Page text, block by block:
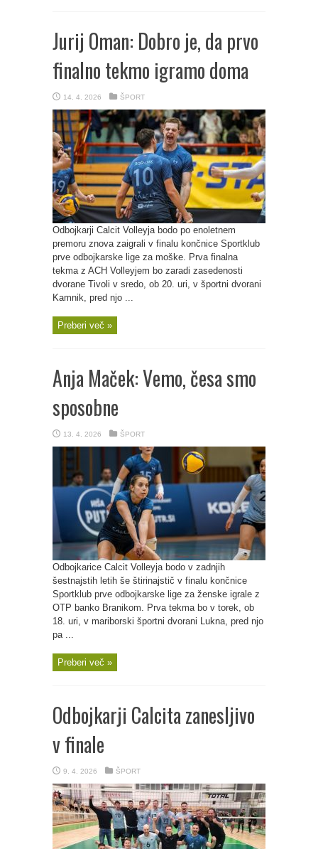
Jurij Oman: Dobro je, da prvo
finalno tekmo igramo doma
14. 4. 2026 ŠPORT
Odbojkarji Calcit Volleyja bodo po enoletnem
premoru znova zaigrali v finalu končnice Sportklub
prve odbojkarske lige za moške. Prva finalna
tekma z ACH Volleyjem bo zaradi zasedenosti
dvorane Tivoli v sredo, ob 20. uri, v športni dvorani
Kamnik, pred njo ...
Preberi več »
Anja Maček: Vemo, česa smo
sposobne
13. 4. 2026 ŠPORT
Odbojkarice Calcit Volleyja bodo v zadnjih
šestnajstih letih še štirinajstič v finalu končnice
Sportklub prve odbojkarske lige za ženske igrale z
OTP banko Branikom. Prva tekma bo v torek, ob
18. uri, v mariborski športni dvorani Lukna, pred njo
pa ...
Preberi več »
Odbojkarji Calcita zanesljivo
v finale
9. 4. 2026 ŠPORT